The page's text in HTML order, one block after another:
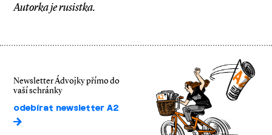
Autorka je rusistka.
Newsletter Ádvojky přímo do
vaší schránky
odebírat newsletter A2